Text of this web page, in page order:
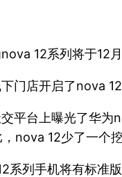
12系列将于12
门店开启了nova
平台上曝光了华为
nova 12少了一个挖
系列手机将有标准